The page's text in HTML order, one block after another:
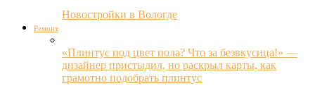
Новостройки в Вологде
Ремонт
«Плинтус под цвет пола? Что за безвкусица!» —
дизайнер пристыдил, но раскрыл карты, как
грамотно подобрать плинтус